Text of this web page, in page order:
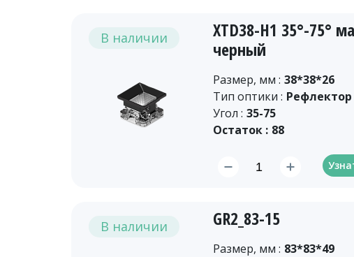
В наличии
XTD38-H1 35°-75°
черный
Размер, мм : 38*38*26
Тип оптики : Рефлектор
Угол : 35-75
Остаток : 88
В наличии GR2_83-15
Размер, мм : 83*83*49